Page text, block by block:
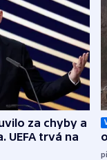
za chyby a
UEFA trvá na